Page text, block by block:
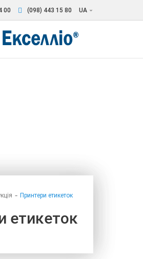
00 (098) 443 15 80 UAarrow_drop_down
Принтери етикеток
етикеток